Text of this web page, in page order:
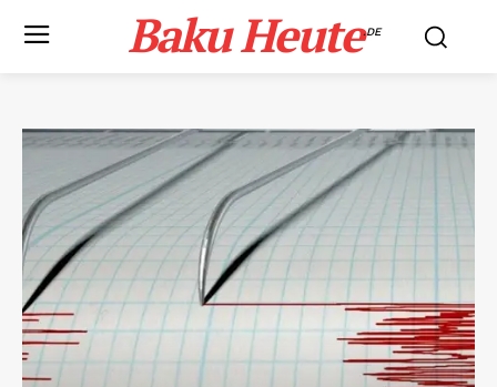
Baku Heute.DE